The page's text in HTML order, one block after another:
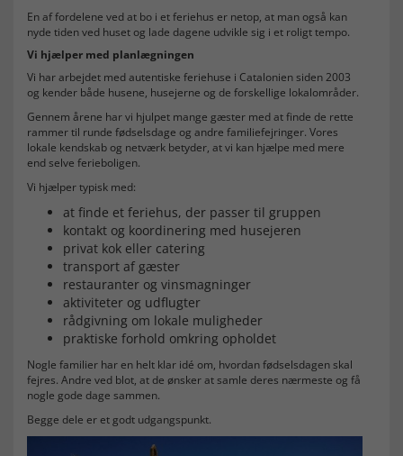
En af fordelene ved at bo i et feriehus er netop, at man også kan
nyde tiden ved huset og lade dagene udvikle sig i et roligt tempo.
Vi hjælper med planlægningen
Vi har arbejdet med autentiske feriehuse i Catalonien siden 2003
og kender både husene, husejerne og de forskellige lokalområder.
Gennem årene har vi hjulpet mange gæster med at finde de rette
rammer til runde fødselsdage og andre familiefejringer. Vores
lokale kendskab og netværk betyder, at vi kan hjælpe med mere
end selve ferieboligen.
Vi hjælper typisk med:
at finde et feriehus, der passer til gruppen
kontakt og koordinering med husejeren
privat kok eller catering
transport af gæster
restauranter og vinsmagninger
aktiviteter og udflugter
rådgivning om lokale muligheder
praktiske forhold omkring opholdet
Nogle familier har en helt klar idé om, hvordan fødselsdagen skal
fejres. Andre ved blot, at de ønsker at samle deres nærmeste og få
nogle gode dage sammen.
Begge dele er et godt udgangspunkt.